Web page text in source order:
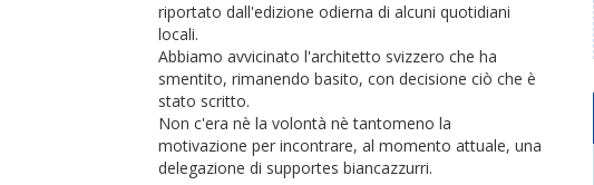
riportato dall'edizione odierna di alcuni quotidiani
locali.
Abbiamo avvicinato l'architetto svizzero che ha
smentito, rimanendo basito, con decisione ciò che è
stato scritto.
Non c'era nè la volontà nè tantomeno la
motivazione per incontrare, al momento attuale, una
delegazione di supportes biancazzurri.